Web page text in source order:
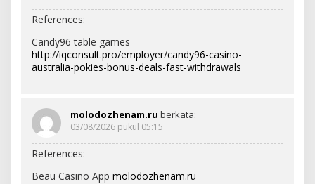
References:
Candy96 table games
http://iqconsult.pro/employer/candy96-casino-
australia-pokies-bonus-deals-fast-withdrawals
molodozhenam.ru berkata:
03/08/2026 pukul 05:15
References:
Beau Casino App molodozhenam.ru